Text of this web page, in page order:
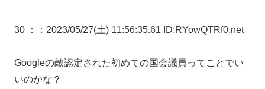
30 ： ：2023/05/27(土) 11:56:35.61 ID:RYowQTRf0.net
Googleの敵認定された初めての国会議員ってことでい
いのかな？